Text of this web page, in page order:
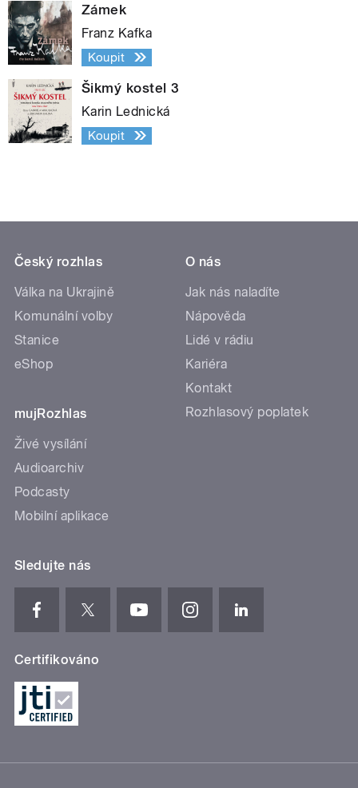
Zámek
Franz Kafka
Koupit
Šikmý kostel 3
Karin Lednická
Koupit
Český rozhlas
Válka na Ukrajině
Komunální volby
Stanice
eShop
mujRozhlas
Živé vysílání
Audioarchiv
Podcasty
Mobilní aplikace
O nás
Jak nás naladíte
Nápověda
Lidé v rádiu
Kariéra
Kontakt
Rozhlasový poplatek
Sledujte nás
Certifikováno